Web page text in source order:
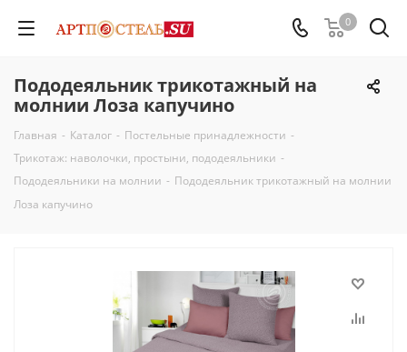
0
Пододеяльник трикотажный на
молнии Лоза капучино
Главная - Каталог - Постельные принадлежности -
Трикотаж: наволочки, простыни, пододеяльники -
Пододеяльники на молнии - Пододеяльник трикотажный на молнии
Лоза капучино